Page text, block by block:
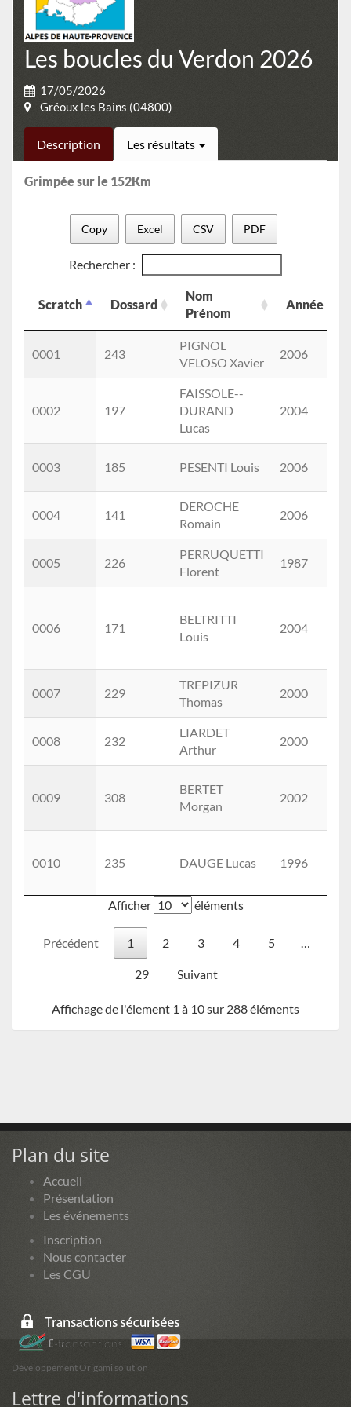
Les boucles du Verdon 2026
17/05/2026
Gréoux les Bains (04800)
Description Les résultats
Grimpée sur le 152Km
Copy Excel CSV PDF
Rechercher :
Scratch Dossard
Nom
Prénom
Année
Nom
Prénom
0001
243
PIGNOL
VELOSO Xavier
2006
0002 197
FAISSOLE--
DURAND
Lucas
2004
0003 185 PESENTI Louis 2006
0004 141
DEROCHE
Romain
2006
0005 226
PERRUQUETTI
Florent
1987
0006 171
BELTRITTI
Louis
2004
0007 229
TREPIZUR
Thomas
2000
0008 232
LIARDET
Arthur
2000
0009 308
BERTET
Morgan
2002
0010 235 DAUGE Lucas 1996
Afficher éléments
Précédent 1 2 3 4 5 …
29 Suivant
Affichage de l'élement 1 à 10 sur 288 éléments
Plan du site
Accueil
Présentation
Les événements
Inscription
Nous contacter
Les CGU
Développement Origami solution
Lettre d'informations